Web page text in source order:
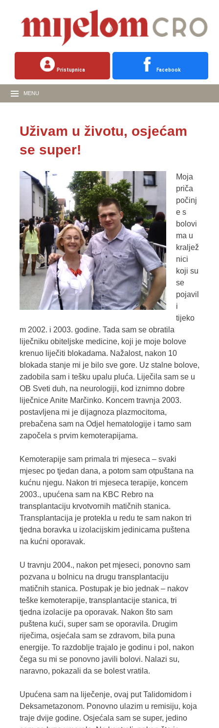
Pristupnica Facebook
MENU
Uživam u životu, osjećam
se super!
Moja
priča
počinj
e s
bolovi
ma u
kraljež
nici
koji su
se
pojavil
i
tijeko
m 2002. i 2003. godine. Tada sam se obratila
liječniku obiteljske medicine, koji je moje bolove
krenuo liječiti blokadama. Nažalost, nakon 10
blokada stanje mi je bilo sve gore. Uz stalne bolove,
zadobila sam i tešku upalu pluća. Liječila sam se u
OB Sveti duh, na neurologiji, kod iznimno dobre
liječnice Anite Marčinko. Koncem travnja 2003.
postavljena mi je dijagnoza plazmocitoma,
prebačena sam na Odjel hematologije i tamo sam
započela s prvim kemoterapijama.
Kemoterapije sam primala tri mjeseca – svaki
mjesec po tjedan dana, a potom sam otpuštana na
kućnu njegu. Nakon tri mjeseca terapije, koncem
2003., upućena sam na KBC Rebro na
transplantaciju krvotvornih matičnih stanica.
Transplantacija je protekla u redu te sam nakon tri
tjedna boravka u izolacijskim jedinicama puštena
na kućni oporavak.
U travnju 2004., nakon pet mjeseci, ponovno sam
pozvana u bolnicu na drugu transplantaciju
matičnih stanica. Postupak je bio jednak – nakov
teške kemoterapije, transplantacije stanica, tri
tjedna izolacije pa oporavak. Nakon što sam
puštena kući, super sam se oporavila. Drugim
riječima, osjećala sam se zdravom, bila puna
energije. To razdoblje trajalo je godinu i pol, nakon
čega su mi se ponovno javili bolovi. Nalazi su,
naravno, pokazali da se bolest vratila.
Upućena sam na liječenje, ovaj put Talidomidom i
Deksametazonom. Ponovno ulazim u remisiju, koja
traje dvije godine. Osjećala sam se super, jedino